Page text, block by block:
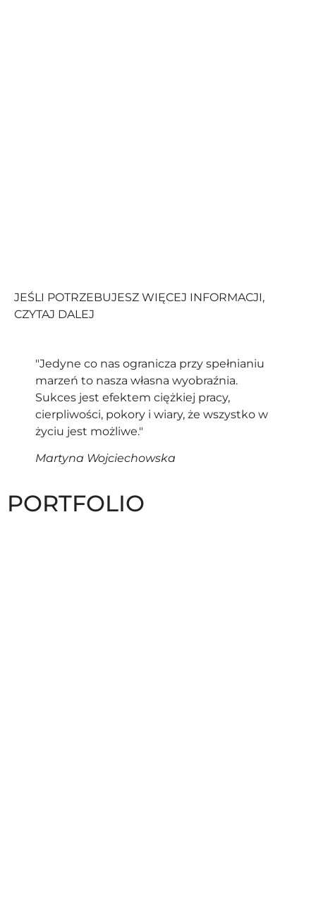
JEŚLI POTRZEBUJESZ WIĘCEJ INFORMACJI,
CZYTAJ DALEJ
"Jedyne co nas ogranicza przy spełnianiu
marzeń to nasza własna wyobraźnia.
Sukces jest efektem ciężkiej pracy,
cierpliwości, pokory i wiary, że wszystko w
życiu jest możliwe."
Martyna Wojciechowska
PORTFOLIO